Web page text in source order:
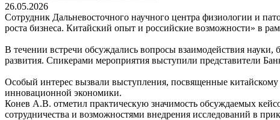
26.05.2026
Сотрудник Дальневосточного научного центра физиологии и
роста бизнеса. Китайский опыт и российские возможности» в
В течении встречи обсуждались вопросы взаимодействия науки,
развития. Спикерами мероприятия выступили представители
Особый интерес вызвали выступления, посвященные
инновационной экономики.
Конев А.В. отметил практическую значимость обсуждаемых
сотрудничества и возможностями внедрения исследований в